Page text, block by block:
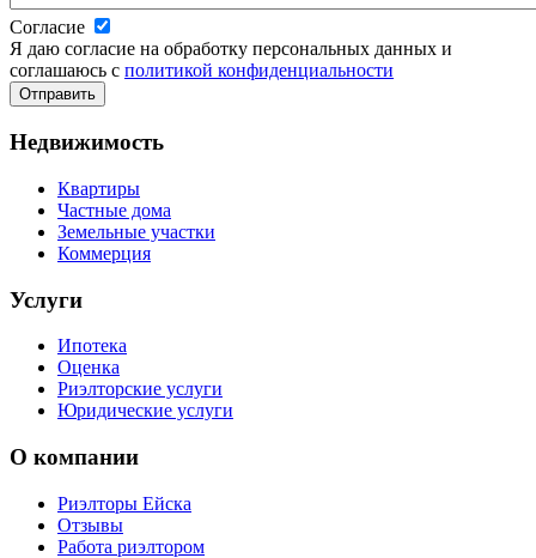
Согласие
Я даю согласие на обработку персональных данных и
соглашаюсь с политикой конфиденциальности
Недвижимость
Квартиры
Частные дома
Земельные участки
Коммерция
Услуги
Ипотека
Оценка
Риэлторские услуги
Юридические услуги
О компании
Риэлторы Ейска
Отзывы
Работа риэлтором